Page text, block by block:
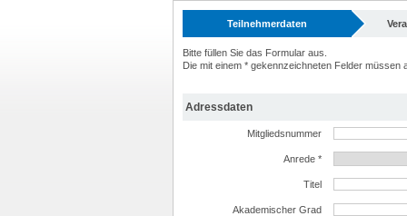
Teilnehmerdaten
Bitte füllen Sie das Formular aus.
Die mit einem * gekennzeichneten Felder müssen
Adressdaten
Mitgliedsnummer
Anrede *
Titel
Akademischer Grad